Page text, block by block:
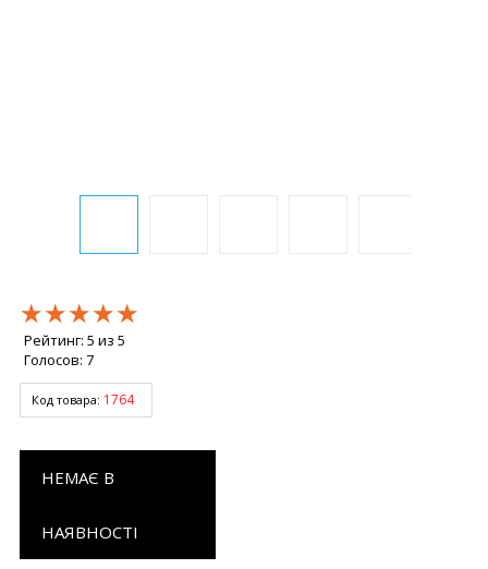
★★★★★
★★★★★
★★★★★
Рейтинг: 5 из 5
Голосов: 7
Код товара: 1764
НЕМАЄ В
НАЯВНОСТІ